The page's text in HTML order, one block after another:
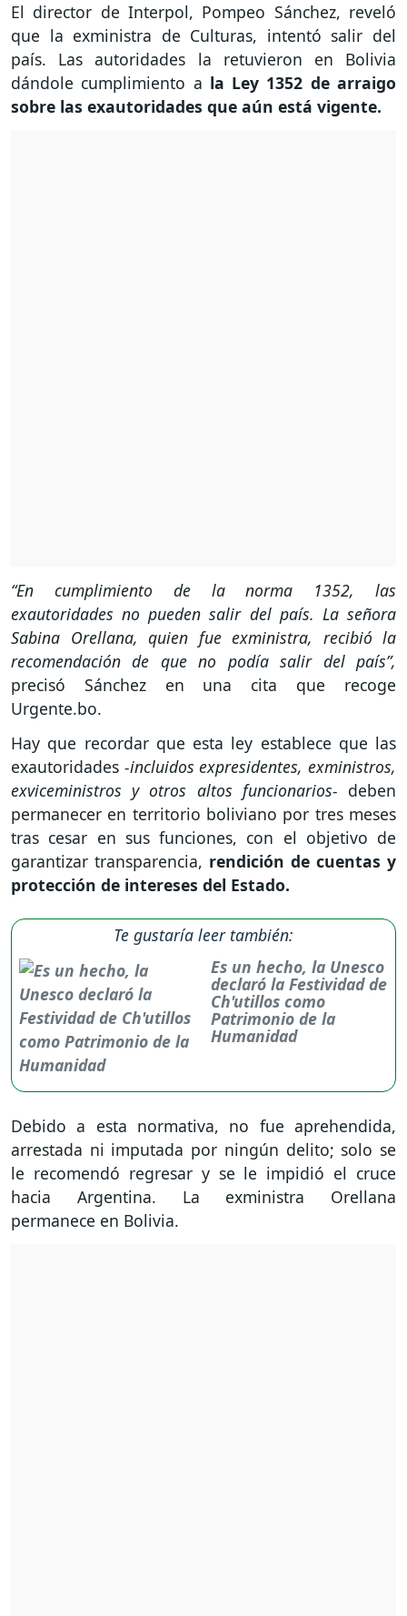
El director de Interpol, Pompeo Sánchez, reveló
que la exministra de Culturas, intentó salir del
país. Las autoridades la retuvieron en Bolivia
dándole cumplimiento a la Ley 1352 de arraigo
sobre las exautoridades que aún está vigente.
“En cumplimiento de la norma 1352, las
exautoridades no pueden salir del país. La señora
Sabina Orellana, quien fue exministra, recibió la
recomendación de que no podía salir del país”,
precisó Sánchez en una cita que recoge
Urgente.bo.
Hay que recordar que esta ley establece que las
exautoridades -incluidos expresidentes, exministros,
exviceministros y otros altos funcionarios- deben
permanecer en territorio boliviano por tres meses
tras cesar en sus funciones, con el objetivo de
garantizar transparencia, rendición de cuentas y
protección de intereses del Estado.
Te gustaría leer también:
Es un hecho, la Unesco
declaró la Festividad de
Ch'utillos como
Patrimonio de la
Humanidad
Debido a esta normativa, no fue aprehendida,
arrestada ni imputada por ningún delito; solo se
le recomendó regresar y se le impidió el cruce
hacia Argentina. La exministra Orellana
permanece en Bolivia.